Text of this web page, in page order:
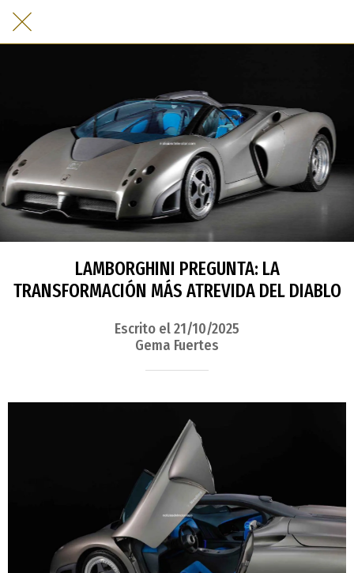
LAMBORGHINI PREGUNTA: LA
TRANSFORMACIÓN MÁS ATREVIDA DEL DIABLO
Escrito el 21/10/2025
Gema Fuertes